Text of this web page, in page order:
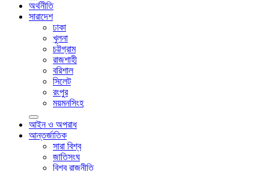
অর্থনীতি
সারাদেশ
ঢাকা
খুলনা
চট্টগ্রাম
রাজশাহী
বরিশাল
সিলেট
রংপুর
ময়মনসিংহ
আইন ও অপরাধ
আন্তর্জাতিক
সারা বিশ্ব
জাতিসংঘ
বিশ্ব রাজনীতি